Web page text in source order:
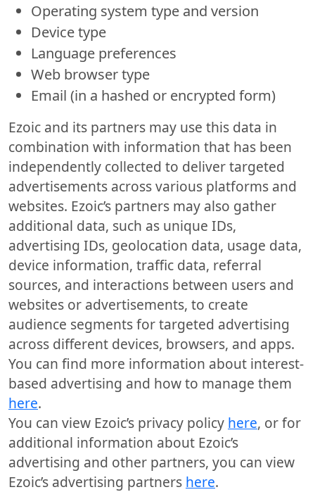
Operating system type and version
Device type
Language preferences
Web browser type
Email (in a hashed or encrypted form)
Ezoic and its partners may use this data in
combination with information that has been
independently collected to deliver targeted
advertisements across various platforms and
websites. Ezoic’s partners may also gather
additional data, such as unique IDs,
advertising IDs, geolocation data, usage data,
device information, traffic data, referral
sources, and interactions between users and
websites or advertisements, to create
audience segments for targeted advertising
across different devices, browsers, and apps.
You can find more information about interest-
based advertising and how to manage them
here.
You can view Ezoic’s privacy policy here, or for
additional information about Ezoic’s
advertising and other partners, you can view
Ezoic’s advertising partners here.